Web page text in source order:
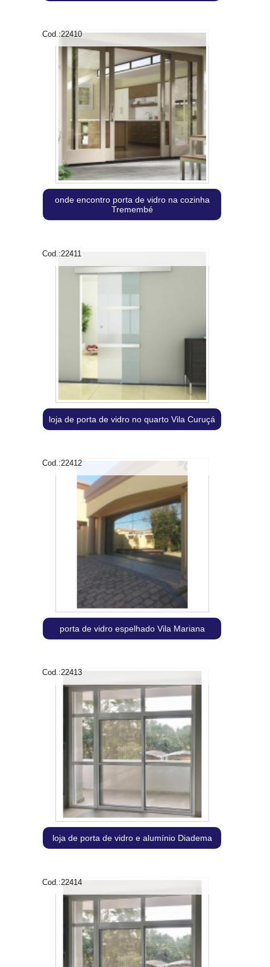
Cod.:22410
onde encontro porta de vidro na cozinha
Tremembé
Cod.:22411
loja de porta de vidro no quarto Vila Curuçá
Cod.:22412
porta de vidro espelhado Vila Mariana
Cod.:22413
loja de porta de vidro e alumínio Diadema
Cod.:22414